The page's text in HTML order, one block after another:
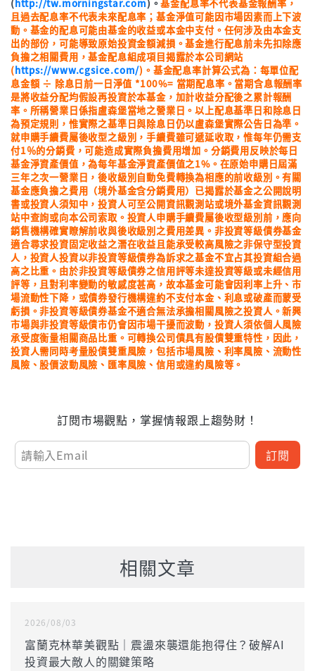
( http://tw.morningstar.com)。基金配息率不代表基金報酬率，
且過去配息率不代表未來配息率；基金淨值可能因市場因素而上下波
動。基金的配息可能由基金的收益或本金中支付。任何涉及由本金支
出的部份，可能導致原始投資金額減損。基金進行配息前未先扣除應
負擔之相關費用，基金配息組成項目揭露於本公司網站
(https://www.cgsice.com/)。基金配息率計算公式為：每單位配
息金額 ÷ 除息日前一日淨值 *100%= 當期配息率。當期含息報酬率
是將收益分配均假設再投資於本基金，加計收益分配後之累計報酬
率。所稱營業日係指盧森堡當地之營業日。以上配息基準日和除息日
為預定規則，惟實際之基準日與除息日仍以盧森堡實際公告日為準。
就申購手續費屬後收型之級別，手續費雖可遞延收取，惟每年仍需支
付1％的分銷費，可能造成實際負擔費用增加。分銷費用反映於每日
基金淨資產價值，為每年基金淨資產價值之1%。在原始申購日屆滿
三年之次一營業日，後收級別自動免費轉換為相應的前收級別。有關
基金應負擔之費用（境外基金含分銷費用）已揭露於基金之公開說明
書或投資人須知中，投資人可至公開資訊觀測站或境外基金資訊觀測
站中查詢或向本公司索取。投資人申購手續費屬後收型級別前，應向
銷售機構確實瞭解前收與後收級別之費用差異。非投資等級債券基金
適合尋求投資固定收益之潛在收益且能承受較高風險之非保守型投資
人，投資人投資以非投資等級債券為訴求之基金不宜占其投資組合過
高之比重。由於非投資等級債券之信用評等未達投資等級或未經信用
評等，且對利率變動的敏感度甚高，故本基金可能會因利率上升、市
場流動性下降，或債券發行機構違約不支付本金、利息或破產而蒙受
虧損。非投資等級債券基金不適合無法承擔相關風險之投資人。新興
市場與非投資等級債市仍會因市場干擾而波動，投資人須依個人風險
承受度衡量相關商品比重。可轉換公司債具有股債雙重特性，因此，
投資人需同時考量股債雙重風險，包括市場風險、利率風險、流動性
風險、股價波動風險、匯率風險、信用或違約風險等。
訂閱市場觀點，掌握情報跟上趨勢財！
訂閱
相關文章
2026/08/03
富蘭克林華美觀點｜震盪來襲還能抱得住？破解AI
投資最大敵人的關鍵策略